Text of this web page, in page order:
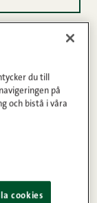
blir
du till
på
och bistå i våra
cookies